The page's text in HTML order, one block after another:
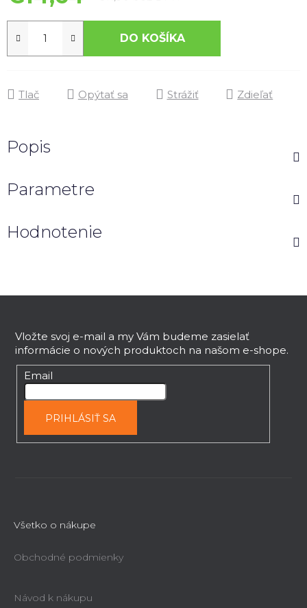
DO KOŠÍKA
Tlač Opýtať sa Strážiť Zdieľať
Popis
Parametre
Hodnotenie
Vložte svoj e-mail a my Vám budeme zasielať
informácie o nových produktoch na našom e-shope.
Email
PRIHLÁSIŤ SA
Všetko o nákupe
Obchodné podmienky
Návod k nákupu